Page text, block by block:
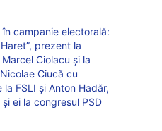
campanie electorală:
prezent la
Ciolacu și la
Ciucă cu
FSLI și Anton Hadăr,
ei la congresul PSD